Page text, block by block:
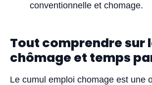
conventionnelle et chomage.
Tout comprendre sur
chômage et temps
Le cumul emploi chomage est une